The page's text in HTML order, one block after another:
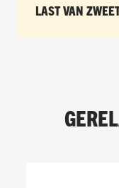
LAST VAN